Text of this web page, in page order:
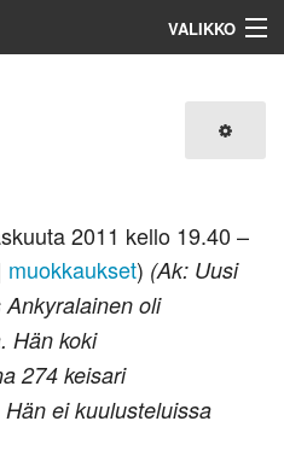
VALIKKO
2011 kello 19.40 –
muokkaukset) (Ak: Uusi
oli
Hän koki
274 keisari
ei kuulusteluissa